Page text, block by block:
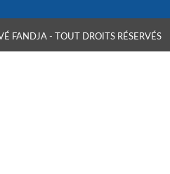
FANDJA - TOUT DROITS RÉSERVÉS